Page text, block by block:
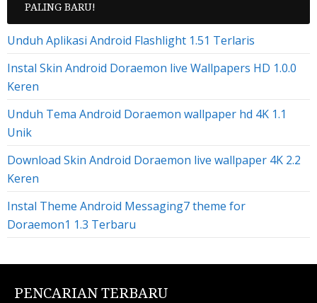
PALING BARU!
Unduh Aplikasi Android Flashlight 1.51 Terlaris
Instal Skin Android Doraemon live Wallpapers HD 1.0.0
Keren
Unduh Tema Android Doraemon wallpaper hd 4K 1.1
Unik
Download Skin Android Doraemon live wallpaper 4K 2.2
Keren
Instal Theme Android Messaging7 theme for
Doraemon1 1.3 Terbaru
PENCARIAN TERBARU